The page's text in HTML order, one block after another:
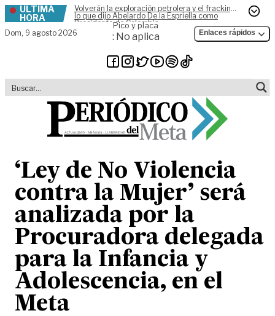
Skip to content
ÚLTIMA
HORA
Volverán la exploración petrolera y el fracking,
lo que dijo Abelardo De la Espriella como
Presidente de Colombia
Dom, 9 agosto 2026
Pico y placa
: No aplica Enlaces rápidos
‘Ley de No Violencia
contra la Mujer’ será
analizada por la
Procuradora delegada
para la Infancia y
Adolescencia, en el
Meta